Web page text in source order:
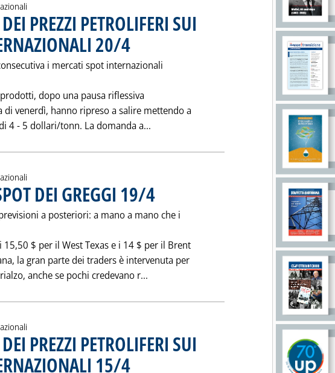
PREZZI PETROLIFERI SUI
20/4
i mercati spot internazionali
dopo una pausa riflessiva
di venerdì, hanno ripreso a salire mettendo a
4 - 5 dollari/tonn. La domanda a... Leggi tutta la notizia: 'ANDAMENTO DEI
DEI GREGGI 19/4
a posteriori: a mano a mano che i
$ per il West Texas e i 14 $ per il Brent
la gran parte dei traders è intervenuta per
anche se pochi credevano r... Leggi tutta la notizia: 'IL MERCATO SPOT
PREZZI PETROLIFERI SUI
15/4